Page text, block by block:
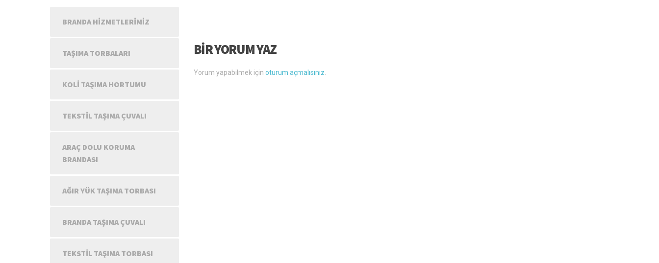
BIR YORUM YAZ
Yorum yapabilmek için oturum açmalısınız
BRANDA HIZMETLERIMIZ
TAŞIMA TORBALARI
KOLI TAŞIMA HORTUMU
TEKSTIL TAŞIMA ÇUVALI
ARAÇ DOLU KORUMA
BRANDASI
AĞIR YÜK TAŞIMA TORBASI
BRANDA TAŞIMA ÇUVALI
TEKSTIL TAŞIMA TORBASI